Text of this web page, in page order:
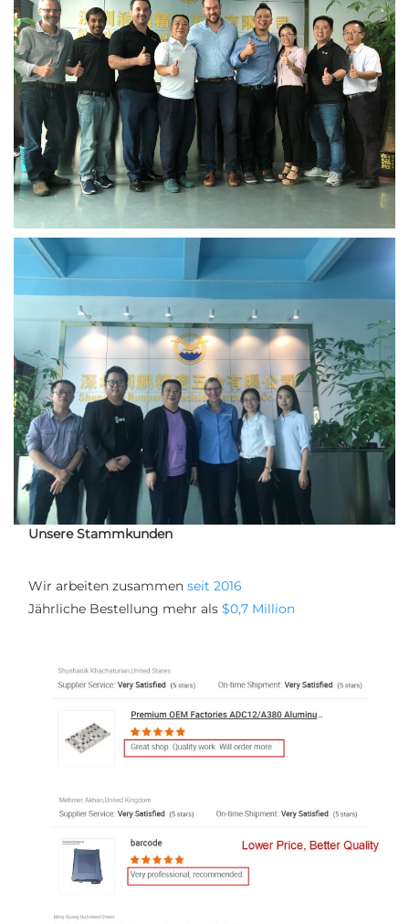
Unsere Stammkunden
Wir arbeiten zusammen seit 2016
Jährliche Bestellung mehr als $0,7 Million